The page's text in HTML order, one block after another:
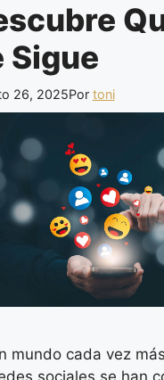
Sigue
26, 2025Por toni
mundo cada vez
sociales se han